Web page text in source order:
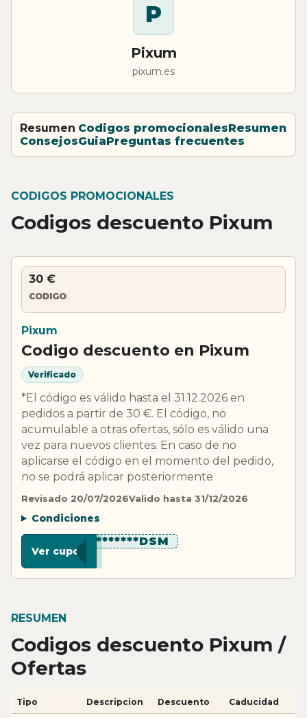
P
Pixum
pixum.es
Resumen Codigos promocionalesResumen
ConsejosGuiaPreguntas frecuentes
CODIGOS PROMOCIONALES
Codigos descuento Pixum
30 €
CODIGO
Pixum
Codigo descuento en Pixum
Verificado
*El código es válido hasta el 31.12.2026 en
pedidos a partir de 30 €. El código, no
acumulable a otras ofertas, sólo es válido una
vez para nuevos clientes. En caso de no
aplicarse el código en el momento del pedido,
no se podrá aplicar posteriormente
Revisado 20/07/2026Valido hasta 31/12/2026
Condiciones
***********DSM
Ver cupon
RESUMEN
Codigos descuento Pixum /
Ofertas
Tipo Descripcion Descuento Caducidad